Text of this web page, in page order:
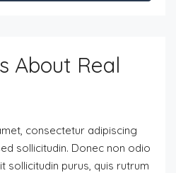
About Real
consectetur adipiscing
sollicitudin. Donec non odio
sollicitudin purus, quis rutrum